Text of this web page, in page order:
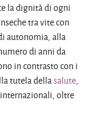
la dignità di ogni
tra vite con
autonomia, alla
di anni da
in contrasto con i
tutela dellasalute,
oltre